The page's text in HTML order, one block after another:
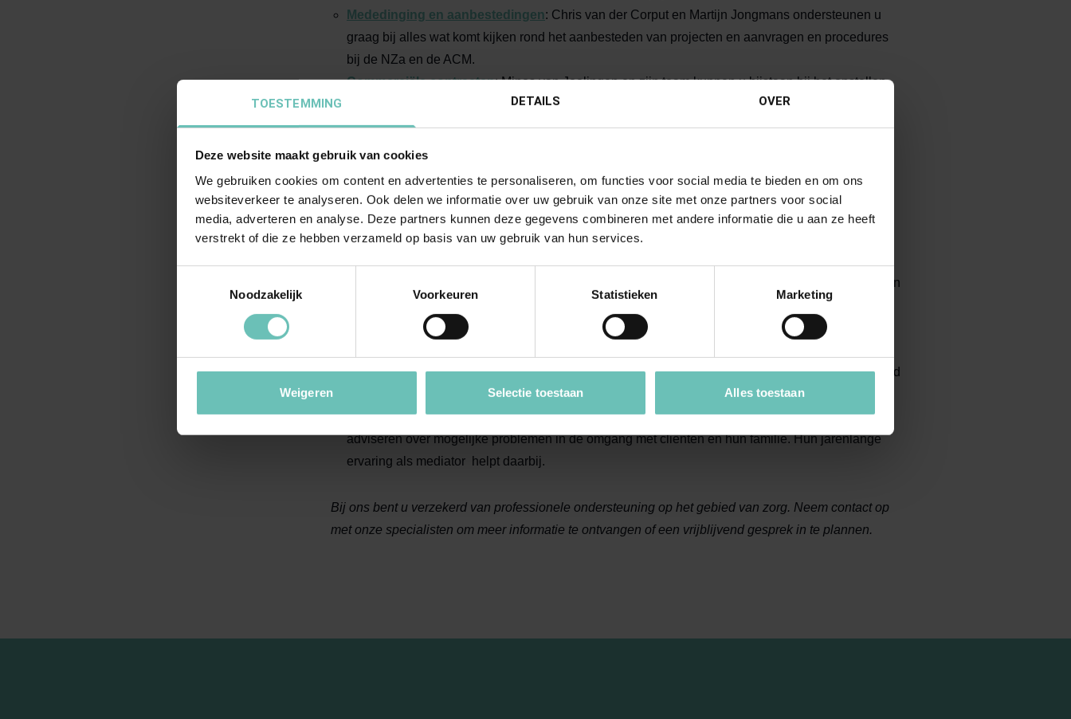
TOESTEMMING DETAILS OVER
Deze website maakt gebruik van cookies
We gebruiken cookies om content en advertenties te personaliseren, om functies voor social media te bieden en om ons
websiteverkeer te analyseren. Ook delen we informatie over uw gebruik van onze site met onze partners voor social
media, adverteren en analyse. Deze partners kunnen deze gegevens combineren met andere informatie die u aan ze heeft
verstrekt of die ze hebben verzameld op basis van uw gebruik van hun services.
Noodzakelijk
Voorkeuren Statistieken Marketing
Weigeren Selectie toestaan Alles toestaan
Mededinging en aanbestedingen: Chris van der Corput en Martijn Jongmans ondersteunen u
graag bij alles wat komt kijken rond het aanbesteden van projecten en aanvragen en procedures
bij de NZa en de ACM.
Commerciële contracten: Minos van Joolingen en zijn team kunnen u bijstaan bij het opstellen
en uitonderhandelen van allerhande commerciële contracten.
Vastgoed en bestuursrecht: Arjen de Bruijnhoudt zich bezig met vastgoedtransacties en -
investeringen, commercieel huurrecht, projectontwikkeling en aan vastgoed gerelateerd
kunnen u met raad en daad bijstaan bij onder meer vraagstukken en procedures rond
projectontwikkeling, bestemmingsplannen, omgevingsvergunningen, subsidies en handhaving
door bestuursorganen (waaronder ook bestuurlijke boetes).
zorgspecifieke privacyregelgeving, (misbruik van) het EPD, patiëntrechten rond logging en rechten
van betrokkenen op grond van de AVG, intern en extern privacybeleid, het vergroten van
privacybewustzijn onder werknemers, het handhaven van interne en wettelijke regels en
Familie- & Erfrecht:Kevin Scheper en Agnes van Wieren kunnen u bijstaan bij vraagstukken rond
onder meer beschermingsmaatregelen voor meerderjarigen, onderbewindstelling, mentorschap
en curatele en het opstellen van een levenstestament. Bovendien kunnen zij u en uw organisatie
adviseren over mogelijke problemen in de omgang met cliënten en hun familie. Hun jarenlange
ervaring als mediator helpt daarbij.
Bij ons bent u verzekerd van professionele ondersteuning op het gebied van zorg. Neem contact op
met onze specialisten om meer informatie te ontvangen of een vrijblijvend gesprek in te plannen.